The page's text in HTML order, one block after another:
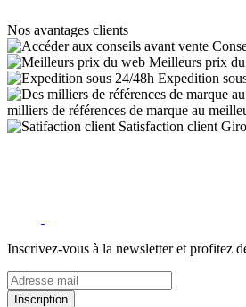
Nos avantages clients
Meilleurs prix
Expedition
milliers de références de marque au
Satisfaction client
Inscrivez-vous à la newsletter et profitez
Inscription